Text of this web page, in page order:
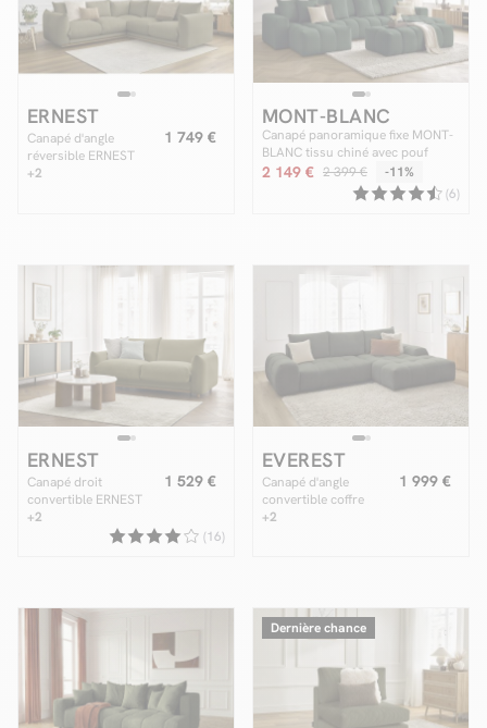
ERNEST
Canapé d'angle
réversible ERNEST
1 749 €
+2
MONT-BLANC
Canapé panoramique fixe MONT-
BLANC tissu chiné avec pouf
2 149 € 2 399 €
-11%
(6)
ERNEST
Canapé droit
convertible ERNEST
ouverture express
1 529 €
+2
(16)
EVEREST
Canapé d'angle
convertible coffre
EVEREST tissu chiné
1 999 €
+2
Dernière chance